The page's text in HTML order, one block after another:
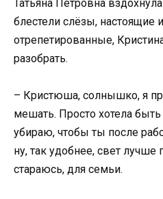
Татьяна Петровна
блестели слёзы, настоящие
отрепетированные,
разобрать.
– Кристюша, солнышко, я
мешать. Просто хотела
убираю, чтобы ты после
ну, так удобнее, свет лучше
стараюсь, для семьи.